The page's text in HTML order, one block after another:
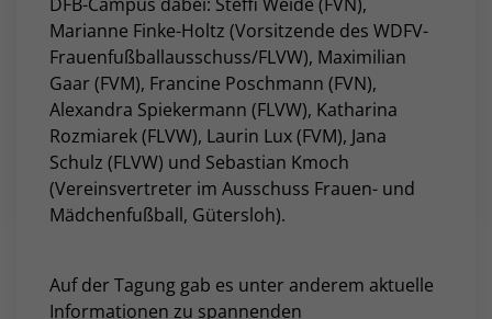
Marianne Finke-Holtz (Vorsitzende des WDFV-
Frauenfußballausschuss/FLVW), Maximilian
Gaar (FVM), Francine Poschmann (FVN),
Alexandra Spiekermann (FLVW), Katharina
Rozmiarek (FLVW), Laurin Lux (FVM), Jana
Schulz (FLVW) und Sebastian Kmoch
(Vereinsvertreter im Ausschuss Frauen- und
Mädchenfußball, Gütersloh).
Auf der Tagung gab es unter anderem aktuelle
Informationen zu spannenden